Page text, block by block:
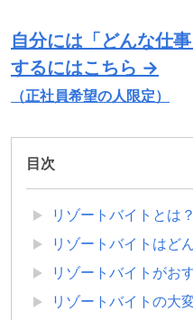
自分には「どんな仕
するにはこちら →
（正社員希望の人限定）
目次
リゾートバイトとは？
リゾートバイトはど
リゾートバイトがお
リゾートバイトの大